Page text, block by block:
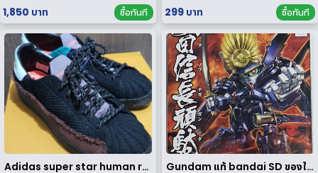
1,850 บาท
ซื้อทันที
299 บาท
ซื้อทันที
Adidas super star human race limited edition
Gundam แท้ bandai SD ของใหม่